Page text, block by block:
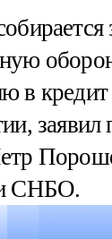
в кредит
заявил
СНБО.